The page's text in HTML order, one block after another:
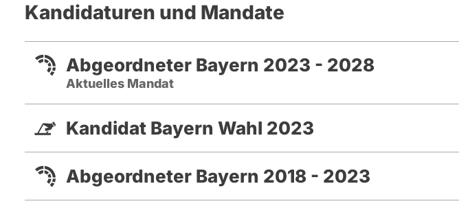
Kandidaturen und Mandate
Abgeordneter Bayern 2023 - 2028
Aktuelles Mandat
Kandidat Bayern Wahl 2023
Abgeordneter Bayern 2018 - 2023